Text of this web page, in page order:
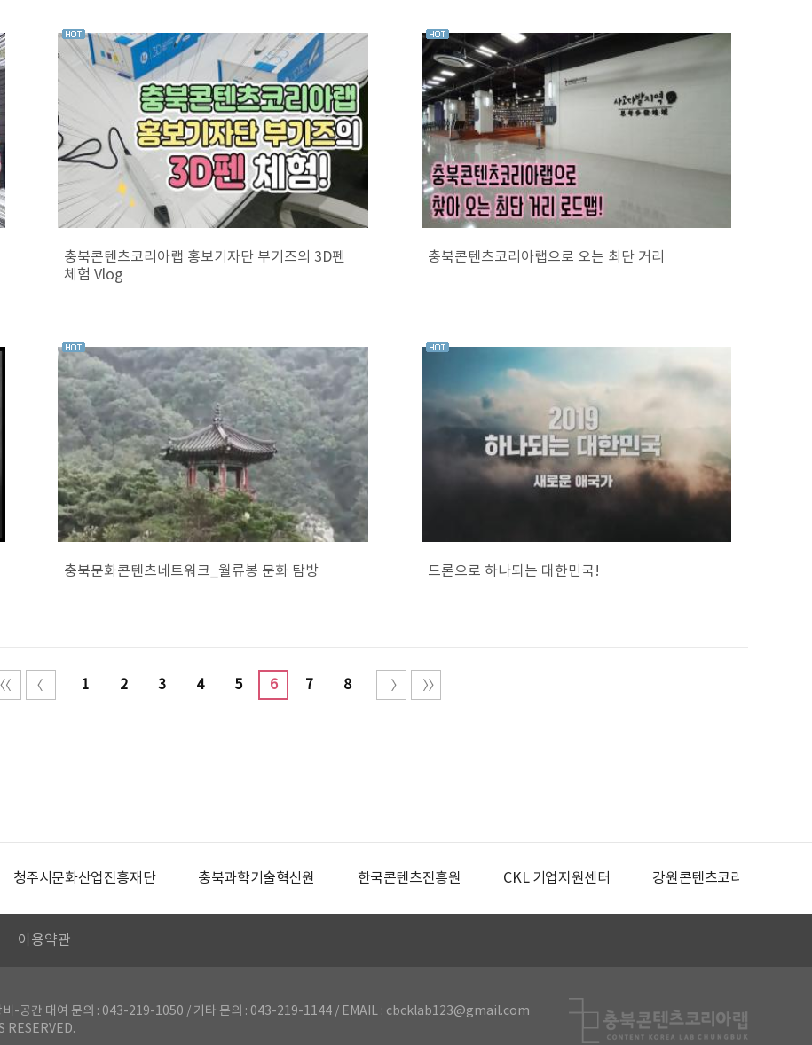
충북콘텐츠코리아랩 홍보기자단 부기즈의 3D펜
체험 Vlog
충북콘텐츠코리아랩으로 오는 최단 거리
충북문화콘텐츠네트워크_월류봉 문화 탐방 드론으로 하나되는 대한민국!
1 2 3 4 5 6 7 8
청주시문화산업진흥재단 충북과학기술혁신원 한국콘텐츠진흥원 CKL 기업지원센터 강원콘텐츠코리아랩
이용약관
비-공간 대여 문의 : 043-219-1050 / 기타 문의 : 043-219-1144 / EMAIL : cbcklab123@gmail.com
RESERVED.